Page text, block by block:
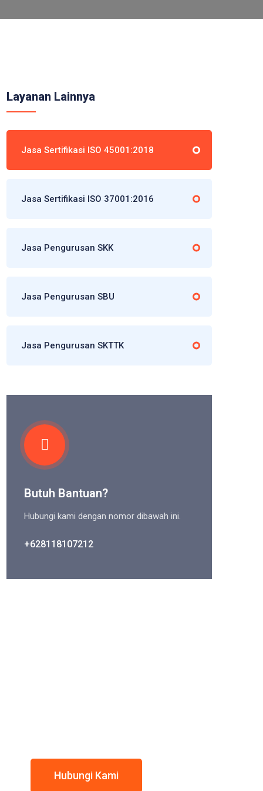
Layanan Lainnya
Jasa Sertifikasi ISO 45001:2018
Jasa Sertifikasi ISO 37001:2016
Jasa Pengurusan SKK
Jasa Pengurusan SBU
Jasa Pengurusan SKTTK
Butuh Bantuan?
Hubungi kami dengan nomor dibawah ini.
+628118107212
Hubungi Kami